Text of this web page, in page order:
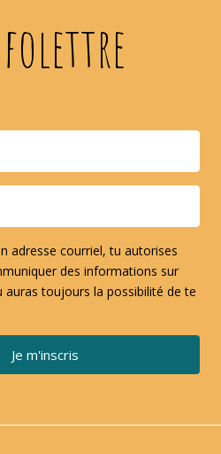
adresse courriel, tu autorises
des informations sur
auras toujours la possibilité de te
Je m'inscris